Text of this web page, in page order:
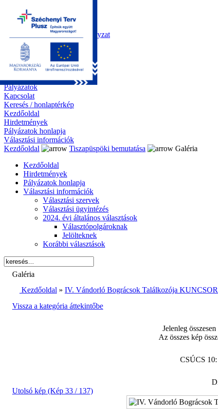
Kezdőoldal
Önkormányzat
Polgármesteri Hivatal
Roma Nemzetiségi Önkormányzat
Elektronikus ügyintézés
Közérdekű információk
Tiszapüspöki bemutatása
Galéria
Díjazottaink
Pályázatok
Kapcsolat
Keresés / honlaptérkép
Kezdőoldal
Hirdetmények
Pályázatok honlapja
Választási információk
Kezdőoldal
Tiszapüspöki bemutatása
Galéria
Kezdőoldal
Hirdetmények
Pályázatok honlapja
Választási információk
Választási szervek
Választási ügyintézés
2024. évi általános választások
Választópolgároknak
Jelölteknek
Korábbi választások
Galéria
Kezdőoldal » IV. Vándorló Bográcsok Találkozója
Vissza a kategória áttekintőbe
Jelenleg
Az összes kép
CSÚCS
Utolsó kép (Kép 33 / 137)